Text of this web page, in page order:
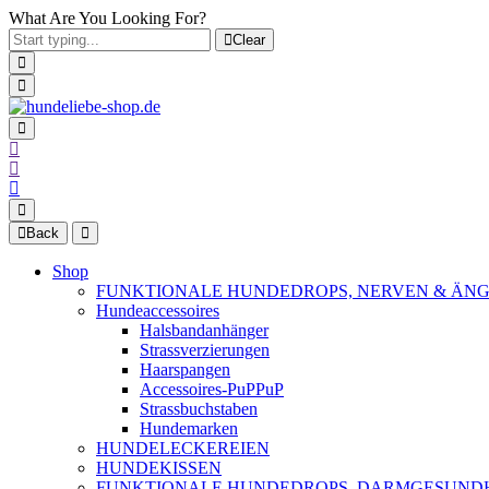
What Are You Looking For?
Clear
Back
Shop
FUNKTIONALE HUNDEDROPS, NERVEN &
Hundeaccessoires
Halsbandanhänger
Strassverzierungen
Haarspangen
Accessoires-PuPPuP
Strassbuchstaben
Hundemarken
HUNDELECKEREIEN
HUNDEKISSEN